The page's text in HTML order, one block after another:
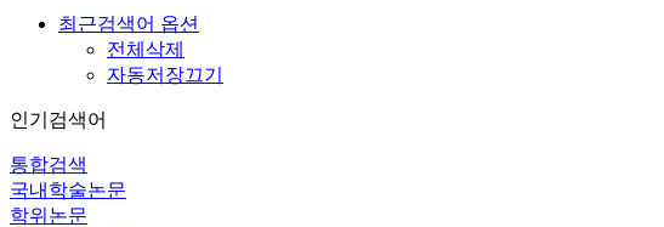
최근검색어 옵션
전체삭제
자동저장끄기
인기검색어
통합검색
국내학술논문
학위논문